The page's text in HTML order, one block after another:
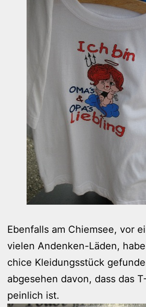
Ebenfalls am Chiemsee, vor
vielen Andenken-Läden,
chice Kleidungsstück
abgesehen davon, dass das
peinlich ist.